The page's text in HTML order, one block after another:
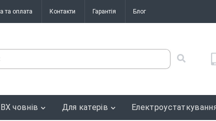
та оплата Контакти Гарантія Блог
човнів Для катерів